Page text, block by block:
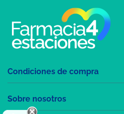
Condiciones de compra
Sobre nosotros